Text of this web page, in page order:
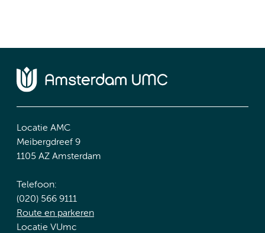
Locatie AMC
Meibergdreef 9
1105 AZ Amsterdam
Telefoon:
(020) 566 9111
Route en parkeren
Locatie VUmc